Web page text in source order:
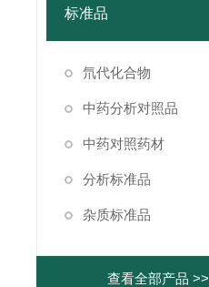
标准品
氘代化合物
中药分析对照品
中药对照药材
分析标准品
杂质标准品
查看全部产品 >>